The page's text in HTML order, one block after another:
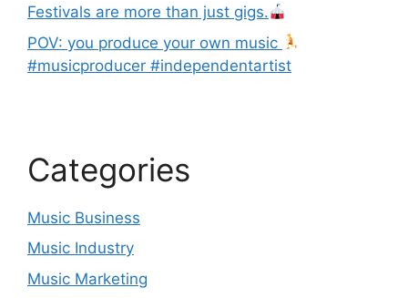
Festivals are more than just gigs.
POV: you produce your own music
#musicproducer #independentartist
Categories
Music Business
Music Industry
Music Marketing